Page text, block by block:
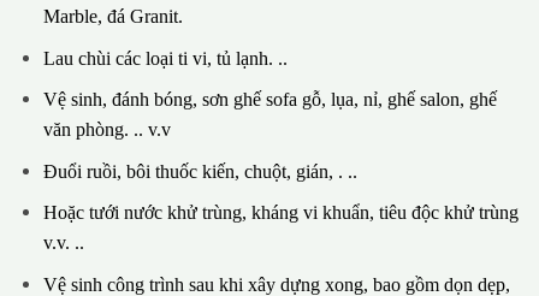
Marble, đá Granit.
Lau chùi các loại ti vi, tủ lạnh. ..
Vệ sinh, đánh bóng, sơn ghế sofa gỗ, lụa, nỉ, ghế salon, ghế
văn phòng. .. v.v
Đuổi ruồi, bôi thuốc kiến, chuột, gián, . ..
Hoặc tưới nước khử trùng, kháng vi khuẩn, tiêu độc khử trùng
v.v. ..
Vệ sinh công trình sau khi xây dựng xong, bao gồm dọn dẹp,